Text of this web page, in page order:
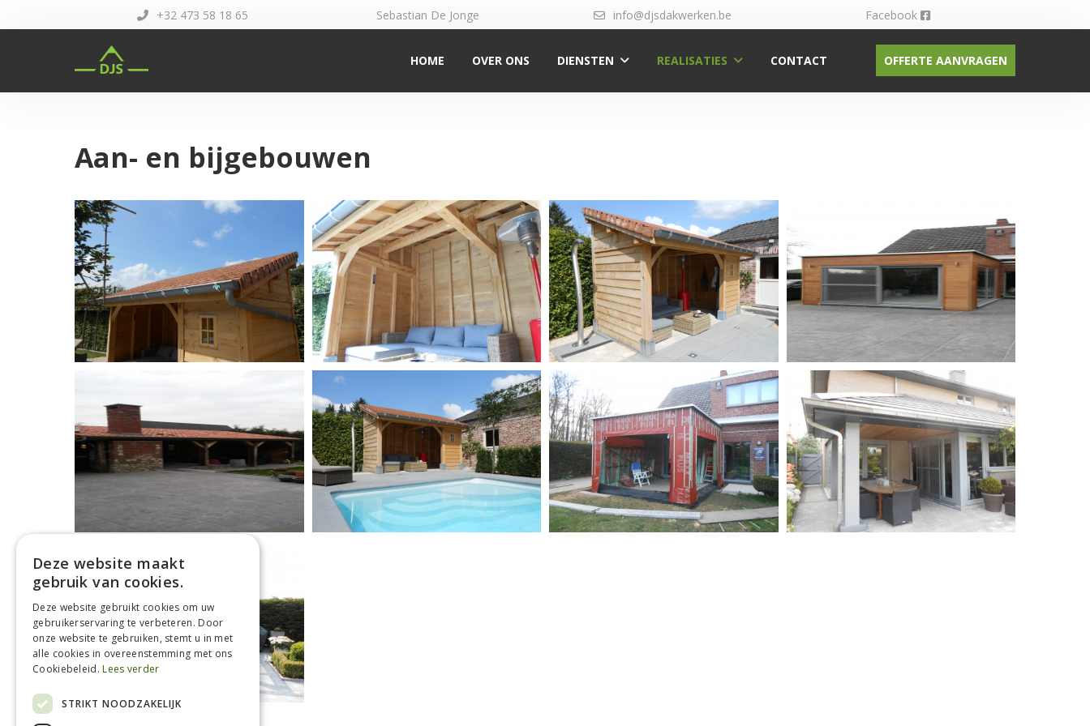
+32 473 58 18 65 Sebastian De Jonge info@djsdakwerken.be Facebook
OFFERTE AANVRAGEN
HOME OVER ONS DIENSTEN REALISATIES CONTACT
Aan- en bijgebouwen
Deze website maakt
gebruik van cookies.
Deze website gebruikt cookies om uw
gebruikerservaring te verbeteren. Door
onze website te gebruiken, stemt u in met
alle cookies in overeenstemming met ons
Cookiebeleid.Lees verder
STRIKT NOODZAKELIJK